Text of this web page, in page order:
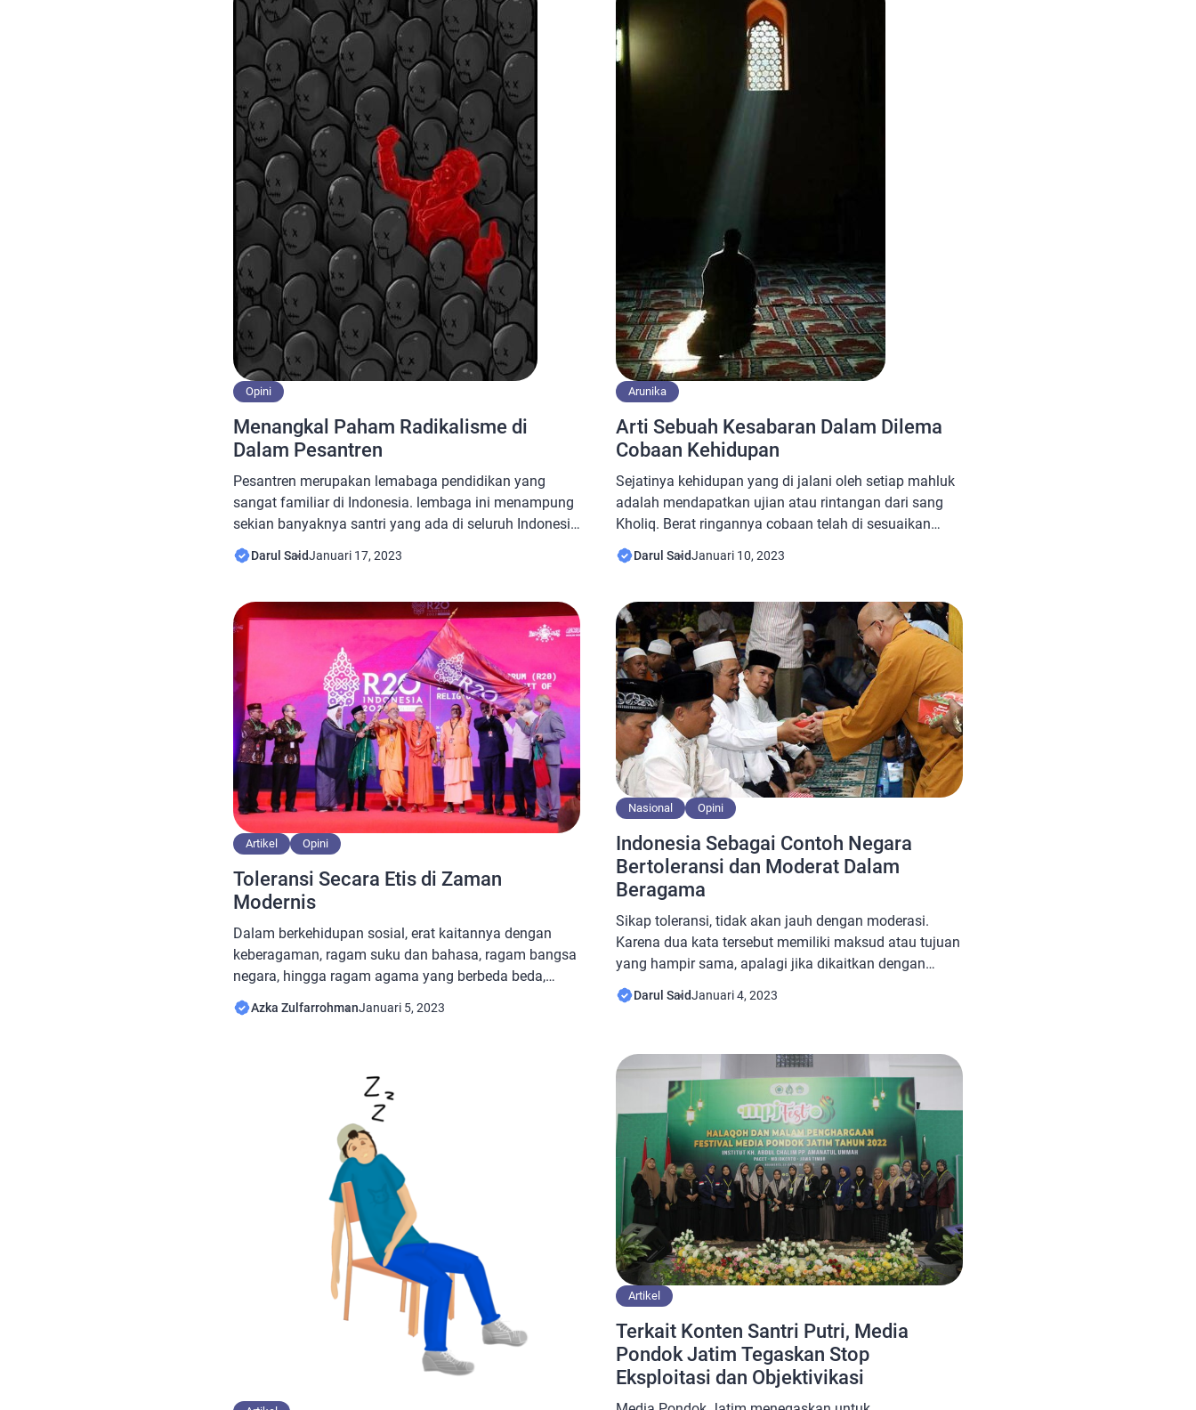
kurang puas akan sesuatu yang ia […]
Opini
Menangkal Paham Radikalisme di
Dalam Pesantren
Pesantren merupakan lemabaga pendidikan yang
sangat familiar di Indonesia. lembaga ini menampung
sekian banyaknya santri yang ada di seluruh Indonesia
bahkan dunia. Santri yang berada di pesantren di
berikan asupan ilmu yang sangat banyak dan
berikan kepada santri, yang paling dominan adalah
ilmu agama. Mereka semua di […]
Darul SaidJanuari 17, 2023
Arunika
Arti Sebuah Kesabaran Dalam Dilema
Cobaan Kehidupan
Sejatinya kehidupan yang di jalani oleh setiap mahluk
adalah mendapatkan ujian atau rintangan dari sang
Kholiq. Berat ringannya cobaan telah di sesuaikan
dengan kemampuan yang dimilki oleh mahluk
tersebut, tergantung dari kita bagaimana menyikapi
diberikan dari Tuhan sangatlah besar, maka realita
cobaan akan sesuai dengan ekspestasi kita. Mengapa
[…]
Darul SaidJanuari 10, 2023
Artikel Opini
Toleransi Secara Etis di Zaman
Modernis
Dalam berkehidupan sosial, erat kaitannya dengan
keberagaman, ragam suku dan bahasa, ragam bangsa
negara, hingga ragam agama yang berbeda beda,
perbedaan- perbedaan dalam konteks seperti ini
merupakan fitrah seorang manusia untuk menjalani
perpecahan. Kebiasaan-kebiasaan mencari perbedaan
merupakan hal kuno yang harus dihilangkan dari pola
Azka ZulfarrohmanJanuari 5, 2023
Nasional Opini
Indonesia Sebagai Contoh Negara
Bertoleransi dan Moderat Dalam
Beragama
Sikap toleransi, tidak akan jauh dengan moderasi.
Karena dua kata tersebut memiliki maksud atau tujuan
yang hampir sama, apalagi jika dikaitkan dengan
agama atau keyakinan. Bila diobjektifkan secara
definisi, toleransi beragama berati menghargai dan
moderasi beragama adalah cara pandang kita dalam
beragama secara moderat, yakni […]
Darul SaidJanuari 4, 2023
Artikel
Terkait Konten Santri Putri, Media
Pondok Jatim Tegaskan Stop
Eksploitasi dan Objektivikasi